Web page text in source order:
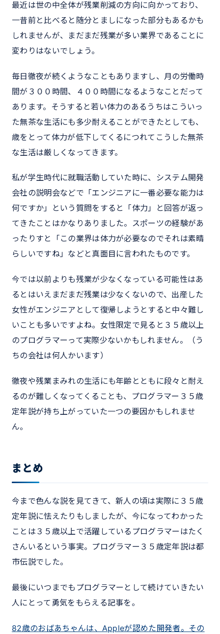
最近は世の中全体が残業削減の方向に向かっており、
一昔前と比べると随分とましになった部分もあるかも
しれませんが、まだまだ残業が多い業界であることに
変わりはないでしょう。
毎日徹夜が続くようなこともありますし、月の労働時
間が３００時間、４００時間になるようなことだって
あります。そうすると若い体力のあるうちはこういっ
た無茶な生活にも多少耐えることができたとしても、
歳をとって体力が低下してくるにつれてこうした無茶
な生活は厳しくなってきます。
私が学生時代に就職活動していた時に、システム開発
会社の説明会などで「エンジニアに一番必要な能力は
何ですか」という質問をすると「体力」と回答が返っ
てきたことはかなりありました。スポーツの経験があ
ったりすと「この業界は体力が必要なのでそれは素晴
らしいですね」などと真面目に言われたものです。
今では以前よりも残業が少なくなっている可能性はあ
るとはいえまだまだ残業は少なくないので、出産した
女性がエンジニアとして復帰しようとすると中々難し
いことも多いですよね。女性限定で見ると３５歳以上
のプログラマーって実際少ないかもしれません。（う
ちの会社は何人かいます）
徹夜や残業まみれの生活にも年齢とともに段々と耐え
るのが難しくなってくることも、プログラマー３５歳
定年説が持ち上がっていた一つの要因かもしれませ
ん。
まとめ
今まで色んな説を見てきて、新人の頃は実際に３５歳
定年説に怯えたりもしましたが、今になってわかった
ことは３５歳以上で活躍しているプログラマーはたく
さんいるという事実。プログラマー３５歳定年説は都
市伝説でした。
最後にいつまでもプログラマーとして続けていきたい
人にとって勇気をもらえる記事を。
82歳のおばあちゃんは、Appleが認めた開発者。その